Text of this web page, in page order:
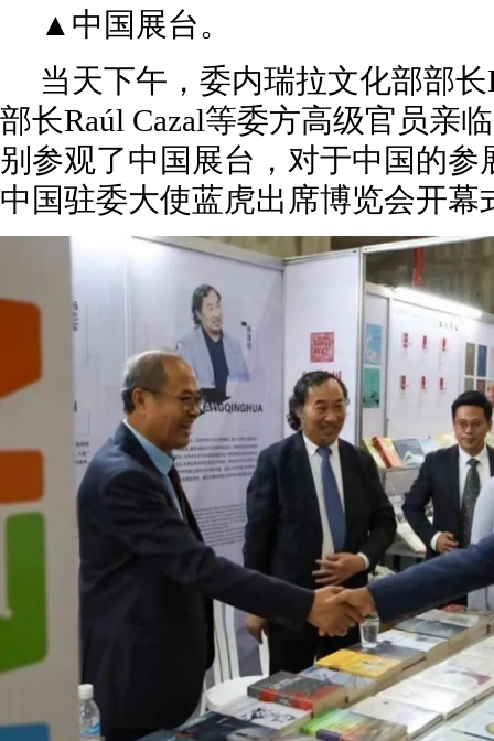
▲中国展台。
当天下午，委内瑞拉文化部部长
部长Raúl Cazal等委方高级官员亲
别参观了中国展台，对于中国的参
中国驻委大使蓝虎出席博览会开幕